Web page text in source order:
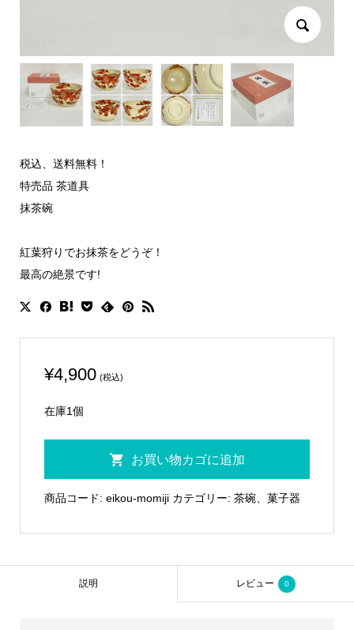
税込、送料無料！
特売品 茶道具
抹茶碗
紅葉狩りでお抹茶をどうぞ！
最高の絶景です!
¥4,900 (税込)
在庫1個
の
お買い物カゴに追加
商品コード: eikou-momiji カテゴリー: 茶碗、菓子器
説明 レビュー 0